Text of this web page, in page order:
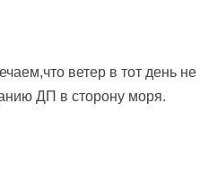
ветер в тот день не
ДП в сторону моря.